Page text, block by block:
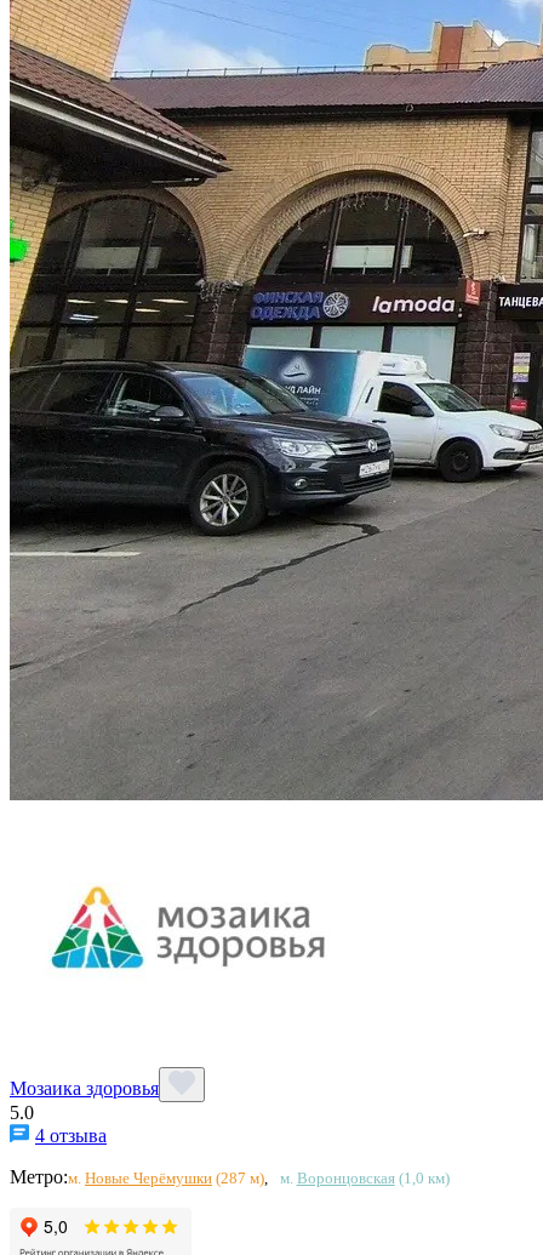
Мозаика здоровья
5.0
4 отзыва
Метро:м. Новые Черёмушки (287 м) м. Воронцовская(1,0 км)